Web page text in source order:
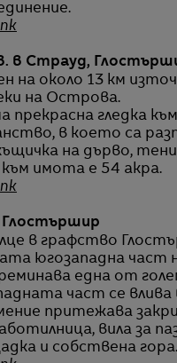
в Страуд,
на около 13 км
на Острова.
гледка
в което са
на дърво,
имота е 54 акра.
в графство
югозападна част
една от
част се влива
притежава
вила за
и собствена гора.